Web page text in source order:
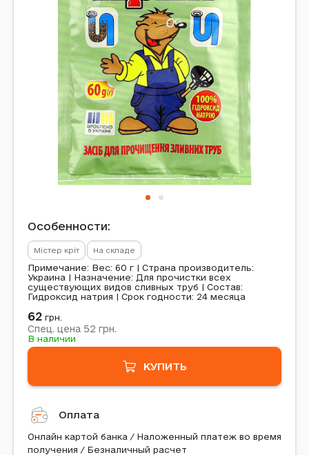
Особенности:
Містер кріт На складе
Примечание: Вес: 60 г | Страна производитель:
Украина | Назначение: Для прочистки всех
существующих видов сливных труб | Состав:
Гидроксид натрия | Срок годности: 24 месяца
62 грн.
Спец. цена 52 грн.
В наличии
КУПИТЬ
Оплата
Онлайн картой банка / Наложенный платеж во время
получения / Безналичный расчет